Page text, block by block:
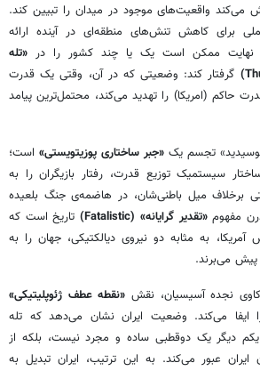
واقعیت‌های موجود در میدان را تبیین کند.
برای کاهش تنش‌های منطقه‌ای در آینده ارائه
نهایت ممکن است یک یا چند کشور را در «تله
گرفتار کند: وضعیتی که در آن، وقتی یک قدرت
حاکم (امریکا) را تهدید می‌کند، محتمل‌ترین پیامد
توسیدید» تجسم یک «جبر ساختاری پوزیتویستی» است؛
سیستمیک توزیع قدرت، رفتار بازیگران را به
میل باطنی‌شان، در هاضمه‌ی جنگ بلعیده
مفهوم«تقدیر گرایانه» (Fatalistic)
تاریخ است که
به مثابه دو نیروی دیالکتیکی، جهان را به
می‌برند.
نجده آسیسیان، نقش «نقطه عطف ژئوپلیتیکی»
ایفا می‌کند. وضعیت ایران نشان می‌دهد که تله
دیگر یک دوقطبی ساده و مجرد نیست، بلکه از
عبور می‌کند. به این ترتیب، ایران تبدیل به